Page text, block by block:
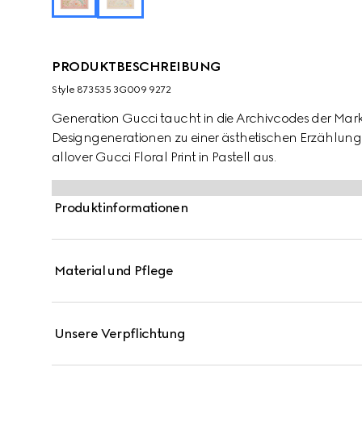
PRODUKTBESCHREIBUNG
Style ‎873535 3G009 9272
Generation Gucci taucht in die Archivcodes der
Designgenerationen zu einer ästhetischen
allover Gucci Floral Print in Pastell aus.
Produktinformationen
Material und Pflege
Unsere Verpflichtung